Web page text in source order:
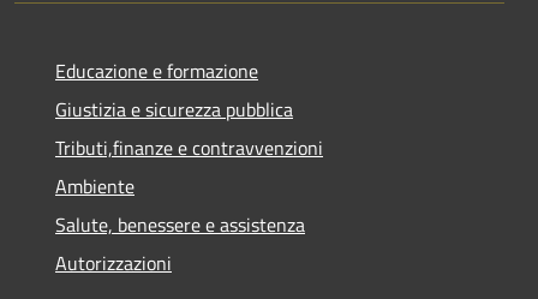
Educazione e formazione
Giustizia e sicurezza pubblica
Tributi,finanze e contravvenzioni
Ambiente
Salute, benessere e assistenza
Autorizzazioni